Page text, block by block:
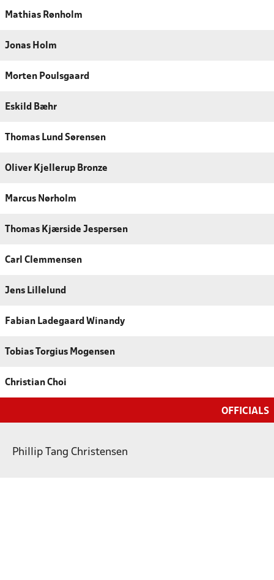
Mathias Rønholm
Jonas Holm
Morten Poulsgaard
Eskild Bæhr
Thomas Lund Sørensen
Oliver Kjellerup Bronze
Marcus Nørholm
Thomas Kjærside Jespersen
Carl Clemmensen
Jens Lillelund
Fabian Ladegaard Winandy
Tobias Torgius Mogensen
Christian Choi
OFFICIALS
Phillip Tang Christensen